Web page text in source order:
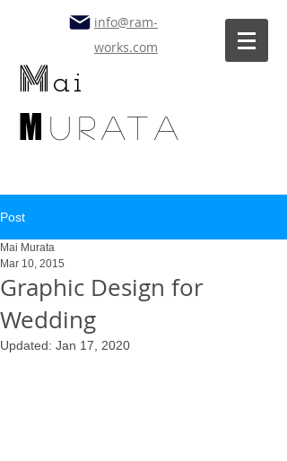
Mai
M uratA
info@ram-
works.com
Post
Graphic Design for
Wedding
Mai Murata
Mar 10, 2015
Updated: Jan 17, 2020